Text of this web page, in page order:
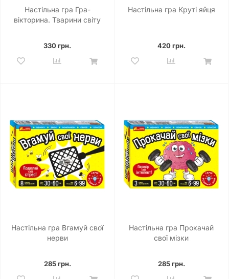
Настільна гра Гра-
вікторина. Тварини світу
330 грн.
Настільна гра Круті яйця
420 грн.
Настільна гра Вгамуй свої
нерви
285 грн.
Настільна гра Прокачай
cвої мізки
285 грн.